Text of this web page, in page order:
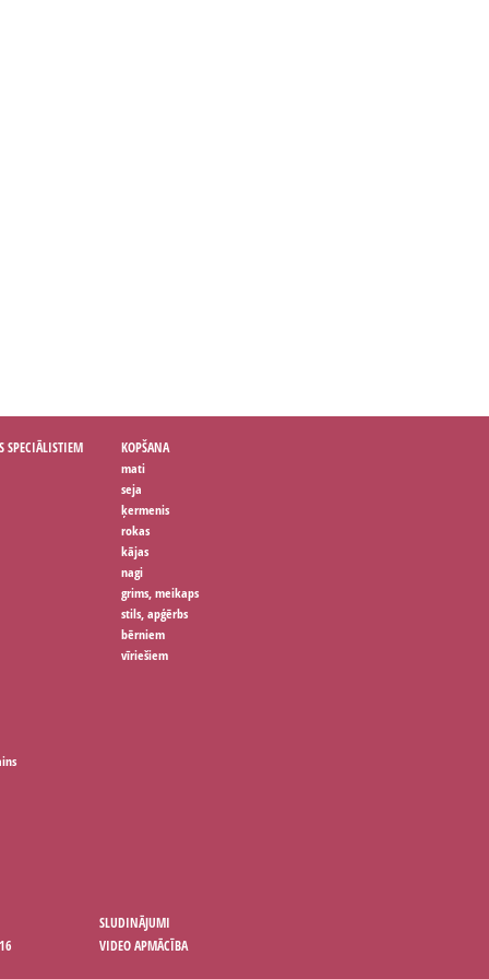
SPECIĀLISTIEM
KOPŠANA
mati
seja
ķermenis
rokas
kājas
nagi
grims, meikaps
stils, apģērbs
bērniem
vīriešiem
SLUDINĀJUMI
VIDEO APMĀCĪBA